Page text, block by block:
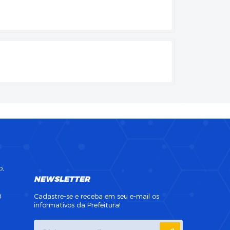
NEWSLETTER
Cadastre-se e receba em seu e-mail os
informativos da Prefeitura!